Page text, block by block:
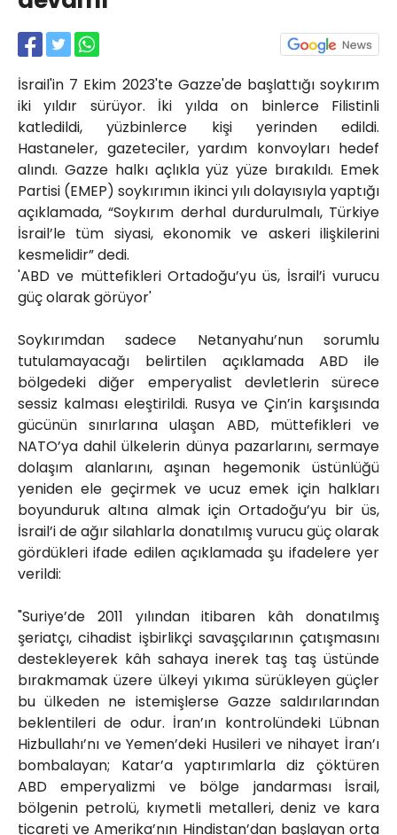
İsrail'in 7 Ekim 2023'te Gazze'de başlattığı soykırım
iki yıldır sürüyor. İki yılda on binlerce Filistinli
katledildi, yüzbinlerce kişi yerinden edildi.
Hastaneler, gazeteciler, yardım konvoyları hedef
alındı. Gazze halkı açlıkla yüz yüze bırakıldı. Emek
Partisi (EMEP) soykırımın ikinci yılı dolayısıyla yaptığı
açıklamada, “Soykırım derhal durdurulmalı, Türkiye
İsrail’le tüm siyasi, ekonomik ve askeri ilişkilerini
kesmelidir” dedi.
'ABD ve müttefikleri Ortadoğu’yu üs, İsrail’i vurucu
güç olarak görüyor'
Soykırımdan sadece Netanyahu’nun sorumlu
tutulamayacağı belirtilen açıklamada ABD ile
bölgedeki diğer emperyalist devletlerin sürece
sessiz kalması eleştirildi. Rusya ve Çin’in karşısında
gücünün sınırlarına ulaşan ABD, müttefikleri ve
NATO’ya dahil ülkelerin dünya pazarlarını, sermaye
dolaşım alanlarını, aşınan hegemonik üstünlüğü
yeniden ele geçirmek ve ucuz emek için halkları
boyunduruk altına almak için Ortadoğu’yu bir üs,
İsrail’i de ağır silahlarla donatılmış vurucu güç olarak
gördükleri ifade edilen açıklamada şu ifadelere yer
verildi:
"Suriye’de 2011 yılından itibaren kâh donatılmış
şeriatçı, cihadist işbirlikçi savaşçılarının çatışmasını
destekleyerek kâh sahaya inerek taş taş üstünde
bırakmamak üzere ülkeyi yıkıma sürükleyen güçler
bu ülkeden ne istemişlerse Gazze saldırılarından
beklentileri de odur. İran’ın kontrolündeki Lübnan
Hizbullahı’nı ve Yemen’deki Husileri ve nihayet İran’ı
bombalayan; Katar’a yaptırımlarla diz çöktüren
ABD emperyalizmi ve bölge jandarması İsrail,
bölgenin petrolü, kıymetli metalleri, deniz ve kara
ticareti ve Amerika’nın Hindistan’dan başlayan orta
Yahya Kaptan Mahallesi
Akkavaklar Caddesi No:17/4 İzmit-
kocaelisokak@gmail.com